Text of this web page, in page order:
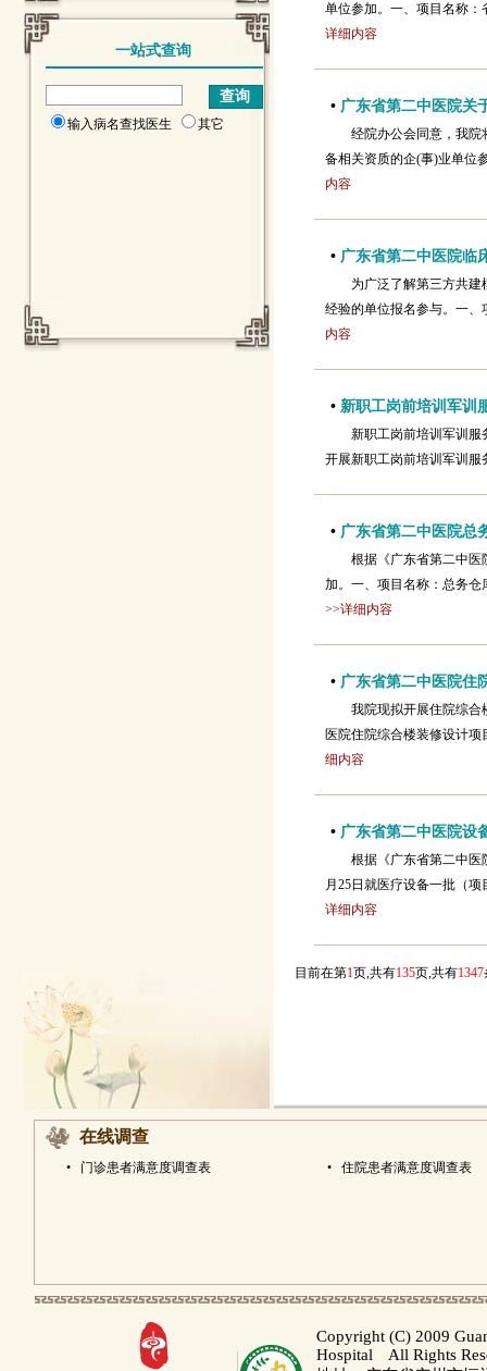
一站式查询
输入病名查找医生 其它
单位参加。一、项目名称
详细内容
• 广东省第二中医院关
经院办公会同意，我
备相关资质的企(事)业单位
内容
• 广东省第二中医院临
为广泛了解第三方共
经验的单位报名参与。一
内容
• 新职工岗前培训军训
新职工岗前培训军训
开展新职工岗前培训军训
• 广东省第二中医院总
根据《广东省第二中
加。一、项目名称：总务
>>详细内容
• 广东省第二中医院住
我院现拟开展住院综
医院住院综合楼装修设计
细内容
• 广东省第二中医院设
根据《广东省第二中医
月25日就医疗设备一批（
详细内容
目前在第1页,共有135页,共有1347
在线调查
• 门诊患者满意度调查表 • 住院患者满意度调查表
Copyright (C) 2009
Hospital All Rights